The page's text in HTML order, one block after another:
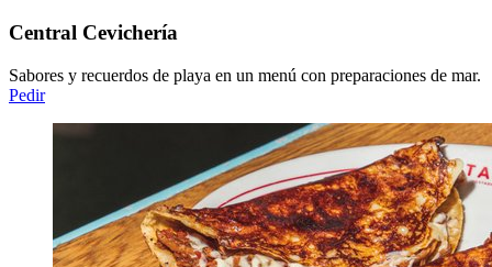
Central Cevichería
Sabores y recuerdos de playa en un menú con preparaciones de mar.
Pedir